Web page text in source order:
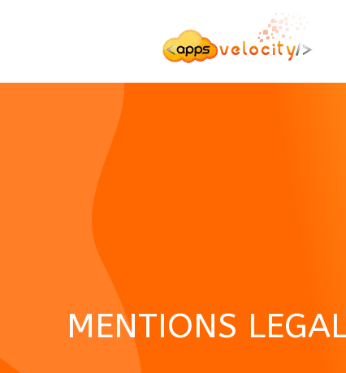
MENTIONS